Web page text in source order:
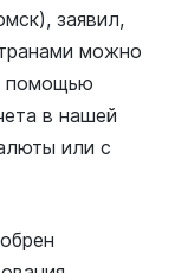
заявил,
можно
помощью
в нашей
или с